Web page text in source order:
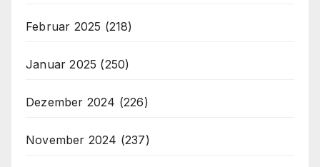
Februar 2025 (218)
Januar 2025 (250)
Dezember 2024 (226)
November 2024 (237)